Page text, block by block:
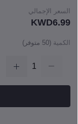
السعر الإجمالي
KWD6.99
الكمية (
50 متوفر)